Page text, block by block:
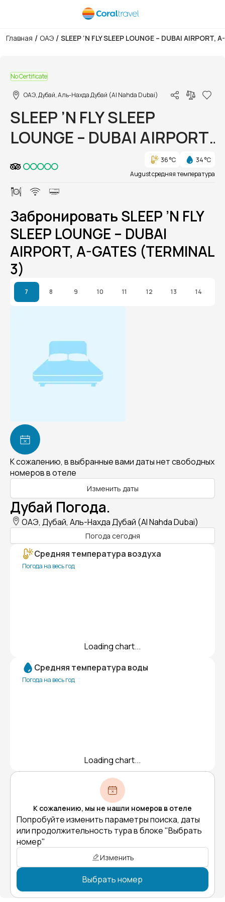
Главная / ОАЭ / SLEEP ’N FLY SLEEP LOUNGE – DUBAI AIRPORT,
No Certificate
ОАЭ, Дубай, Аль-Нахда Дубай (Al Nahda Dubai)
SLEEP ’N FLY SLEEP
LOUNGE – DUBAI AIRPORT,
A-GATES (TERMINAL 3)
36 °C
34 °C
August средняя температура
Забронировать SLEEP ’N FLY
SLEEP LOUNGE – DUBAI
AIRPORT, A-GATES (TERMINAL
3)
7 8 9 10 11 12 13 14
К сожалению, в выбранные вами даты нет свободных
номеров в отеле
Изменить даты
Дубай Погода.
ОАЭ, Дубай, Аль-Нахда Дубай (Al Nahda Dubai)
Погода сегодня
Средняя температура воздуха
Погода на весь год
Loading chart...
Средняя температура воды
Погода на весь год
Loading chart...
К сожалению, мы не нашли номеров в отеле
Попробуйте изменить параметры поиска, даты
или продолжительность тура в блоке "Выбрать
номер"
Изменить
Выбрать номер